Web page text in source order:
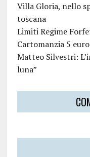
Villa Gloria, nello
toscana
Limiti Regime
Cartomanzia 5
Matteo Silvestri:
luna”